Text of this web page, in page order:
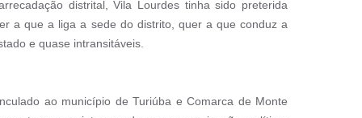
distrital, Vila Lourdes tinha sido preterida
a que a liga a sede do distrito, quer a que conduz a
e quase intransitáveis.
ao município de Turiúba e Comarca de Monte